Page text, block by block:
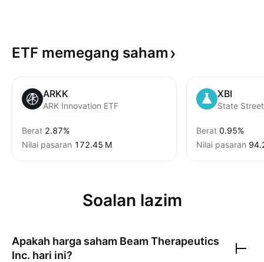
ETF memegang saham
ARKK
ARK Innovation ETF
Berat 2.87%
Nilai pasaran ‪172.45 M‬
XBI
Berat 0.95%
Nilai pasaran
Soalan lazim
Apakah harga saham Beam Therapeutics
Inc. hari ini?